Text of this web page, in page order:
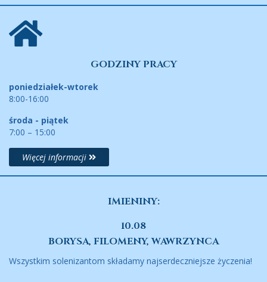
GODZINY PRACY
poniedziałek-wtorek
8:00-16:00
środa - piątek
7:00 – 15:00
Więcej informacji
IMIENINY:
10.08
BORYSA, FILOMENY, WAWRZYNCA
Wszystkim solenizantom składamy najserdeczniejsze życzenia!